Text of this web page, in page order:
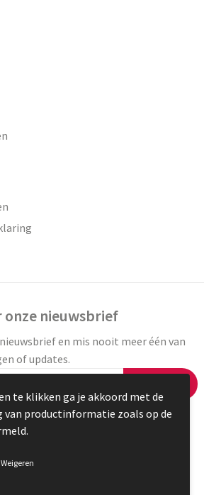
onze nieuwsbrief
en mis nooit meer één van
of updates.
Vaneylen 2023
te klikken ga je akkoord met de
van productinformatie zoals op de
Weigeren